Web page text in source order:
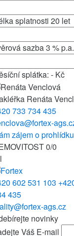
splatnosti 20 let
sazba3 % p.a.
splátka: - Kč
Renáta
733 734 435
zájem o prohlídku
0/0
l
602 531 103
435
ags.cz
novinky
Váš E-mail